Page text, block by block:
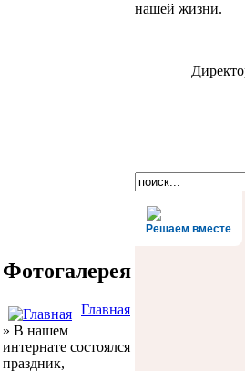
Фотогалерея
Главная
» В нашем
интернате состоялся
праздник,
нашей жизни.
Решаем вместе